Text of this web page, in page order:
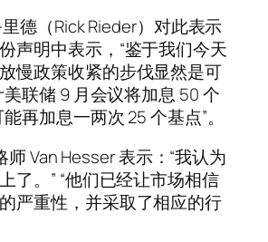
德（Rick Rieder）对此表示
声明中表示，“鉴于我们今天
慢政策收紧的步伐显然是可
联储 9 月会议将加息 50 个
再加息一两次 25 个基点”。
师 Van Hesser 表示：“我认为
了。” “他们已经让市场相信
严重性，并采取了相应的行